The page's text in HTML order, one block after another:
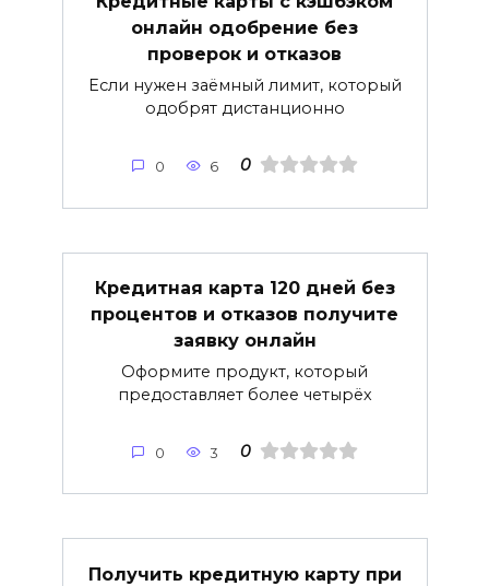
онлайн одобрение без
проверок и отказов
Если нужен заёмный лимит, который
одобрят дистанционно
0 6 0
Кредитная карта 120 дней без
процентов и отказов получите
заявку онлайн
Оформите продукт, который
предоставляет более четырёх
0 3 0
Получить кредитную карту при